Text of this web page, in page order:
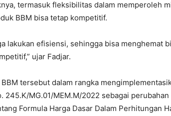
termasuk fleksibilitas dalam memperoleh
BBM bisa tetap kompetitif.
lakukan efisiensi, sehingga bisa menghemat
ujar Fadjar.
tersebut dalam rangka
245.K/MG.01/MEM.M/2022 sebagai
Formula Harga Dasar Dalam Perhitungan